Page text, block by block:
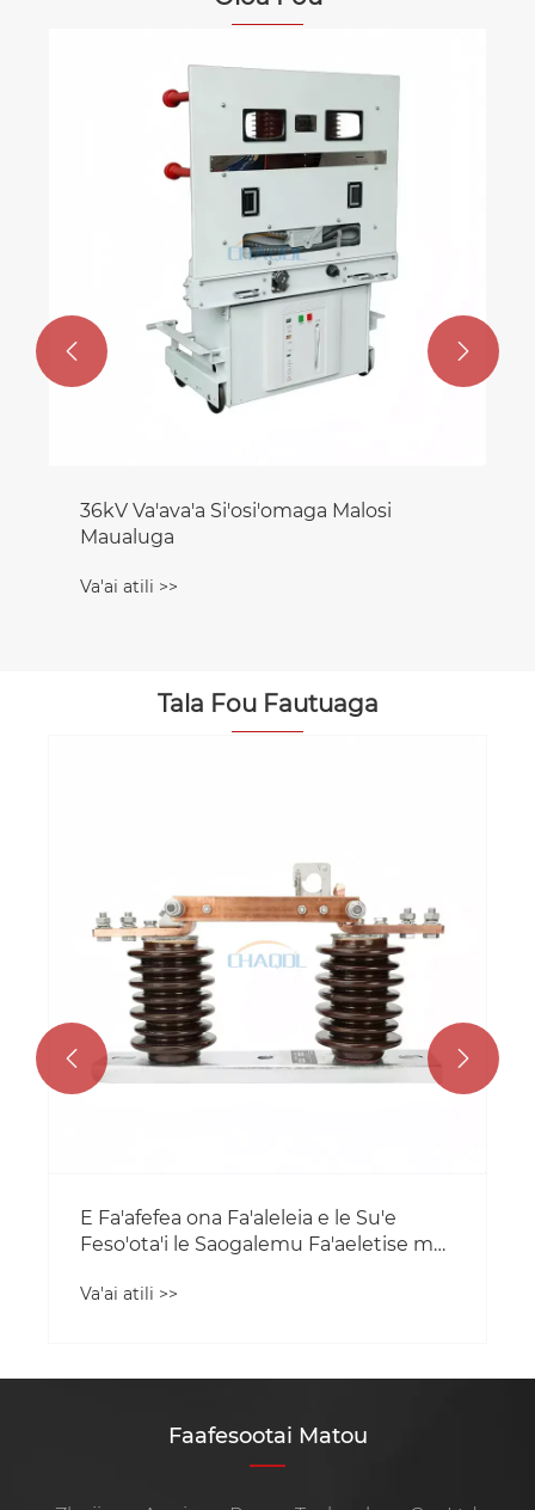
Suiga Uta Malosi Maualuga i fafo
 
Tala Fou Fautuaga
 
Faafesootai Matou